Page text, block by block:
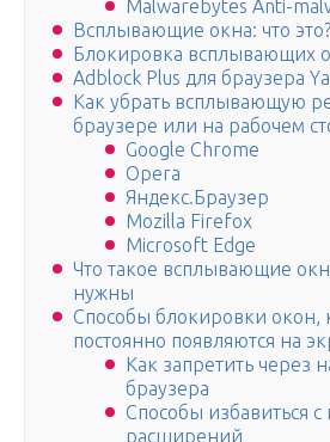
Malwarebytes Anti-
Всплывающие окна: что это?
Блокировка всплывающих
Adblock Plus для браузера
Как убрать всплывающую
браузере или на рабочем
Google Chrome
Opera
Яндекс.Браузер
Mozilla Firefox
Microsoft Edge
Что такое всплывающие
нужны
Способы блокировки окон,
постоянно появляются на
Как запретить через
браузера
Способы избавиться
расширений